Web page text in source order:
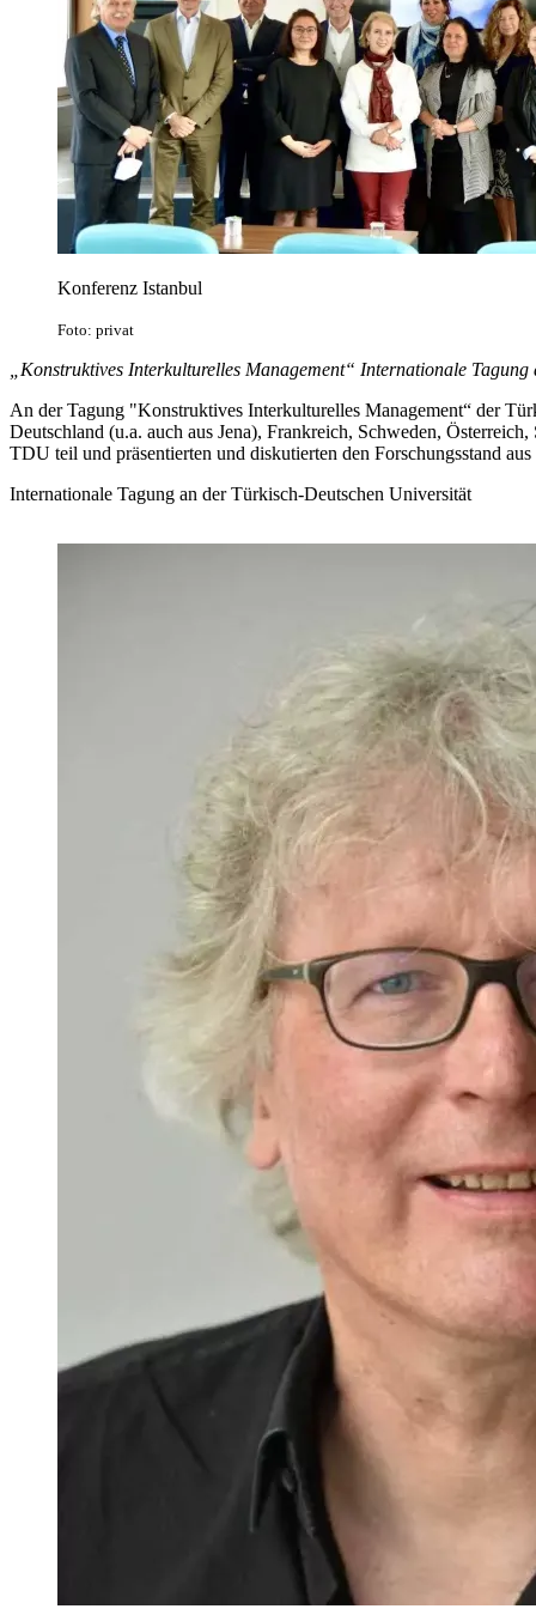
Konferenz Istanbul
Foto: privat
„Konstruktives Interkulturelles Management“ Internationale
An der Tagung "Konstruktives Interkulturelles Management“ der
Deutschland (u.a. auch aus Jena), Frankreich, Schweden,
TDU teil und präsentierten und diskutierten den Forschungsstand
Internationale Tagung an der Türkisch-Deutschen Universität